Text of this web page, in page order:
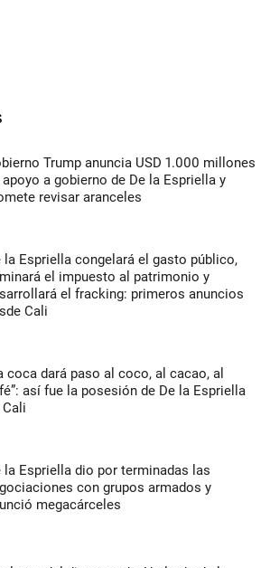
Trump anuncia USD 1.000 millones
apoyo a gobierno de De la Espriella y
revisar aranceles
la Espriella congelará el gasto público,
el impuesto al patrimonio y
el fracking: primeros anuncios
Cali
coca dará paso al coco, al cacao, al
así fue la posesión de De la Espriella
Cali
la Espriella dio por terminadas las
con grupos armados y
megacárceles